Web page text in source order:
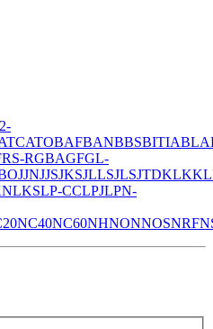
ATOBAFBANBBSBITIABLA
RGBAGFGL-
JJNJJSJKSJLLSJLSJTDKLK
LKSLP-CCLPJLPN-
NC40NC60NHNONNOSNRF